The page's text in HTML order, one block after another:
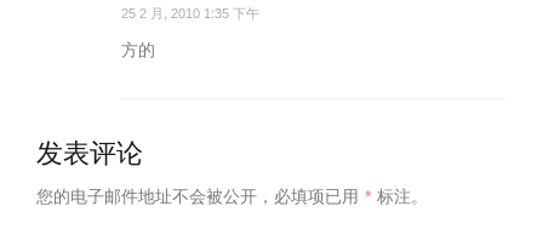
25 2 月, 2010 1:35 下午
方的
发表评论
您的电子邮件地址不会被公开， 必填项已用 * 标注。